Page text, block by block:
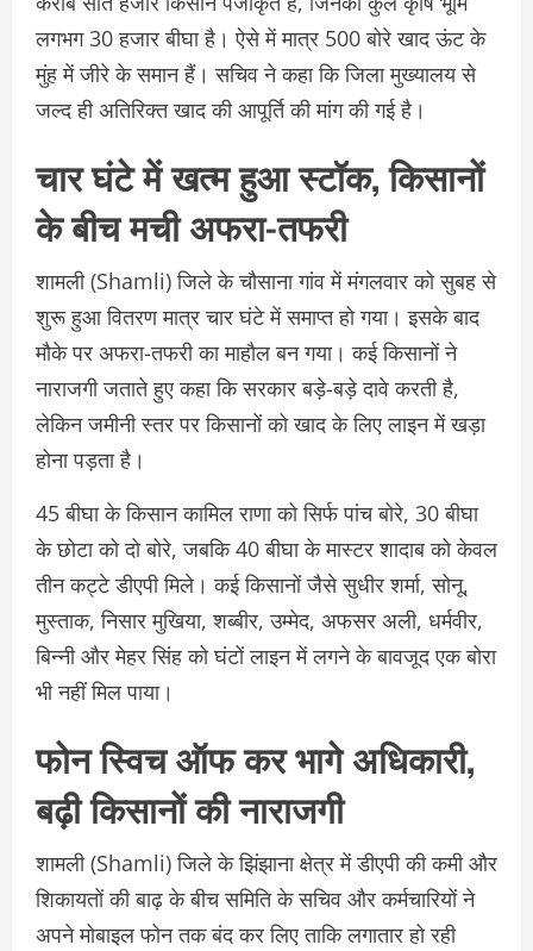
लगभग 30 हजार बीघा है। ऐसे में मात्र 500 बोरे खाद ऊंट के
मुंह में जीरे के समान हैं। सचिव ने कहा कि जिला मुख्यालय से
जल्द ही अतिरिक्त खाद की आपूर्ति की मांग की गई है।
चार घंटे में खत्म हुआ स्टॉक, किसानों
के बीच मची अफरा-तफरी
शामली (Shamli) जिले के चौसाना गांव में मंगलवार को सुबह से
शुरू हुआ वितरण मात्र चार घंटे में समाप्त हो गया। इसके बाद
मौके पर अफरा-तफरी का माहौल बन गया। कई किसानों ने
नाराजगी जताते हुए कहा कि सरकार बड़े-बड़े दावे करती है,
लेकिन जमीनी स्तर पर किसानों को खाद के लिए लाइन में खड़ा
होना पड़ता है।
45 बीघा के किसान कामिल राणा को सिर्फ पांच बोरे, 30 बीघा
के छोटा को दो बोरे, जबकि 40 बीघा के मास्टर शादाब को केवल
तीन कट्टे डीएपी मिले। कई किसानों जैसे सुधीर शर्मा, सोनू,
मुस्ताक, निसार मुखिया, शब्बीर, उम्मेद, अफसर अली, धर्मवीर,
बिन्नी और मेहर सिंह को घंटों लाइन में लगने के बावजूद एक बोरा
भी नहीं मिल पाया।
फोन स्विच ऑफ कर भागे अधिकारी,
बढ़ी किसानों की नाराजगी
शामली (Shamli) जिले के झिंझाना क्षेत्र में डीएपी की कमी और
शिकायतों की बाढ़ के बीच समिति के सचिव और कर्मचारियों ने
अपने मोबाइल फोन तक बंद कर लिए ताकि लगातार हो रही